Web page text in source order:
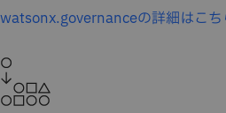
watsonx.governanceの詳細はこち